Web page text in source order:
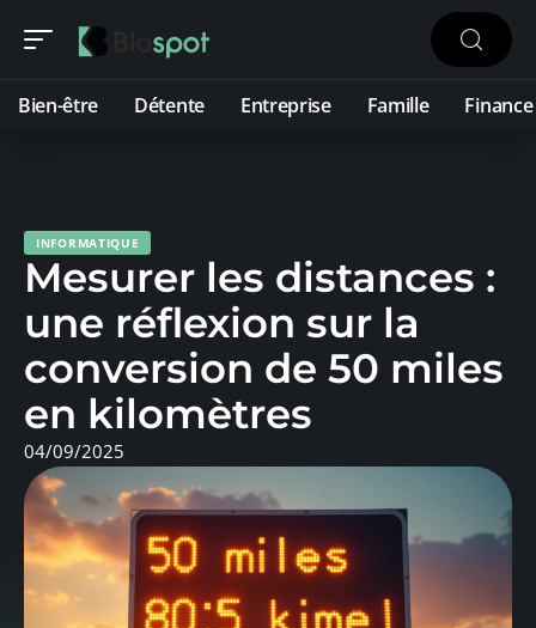
Bien-être Détente Entreprise Famille Finance
INFORMATIQUE
Mesurer les distances :
une réflexion sur la
conversion de 50 miles
en kilomètres
04/09/2025